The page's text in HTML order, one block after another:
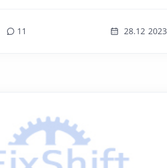
11 28.12 2023